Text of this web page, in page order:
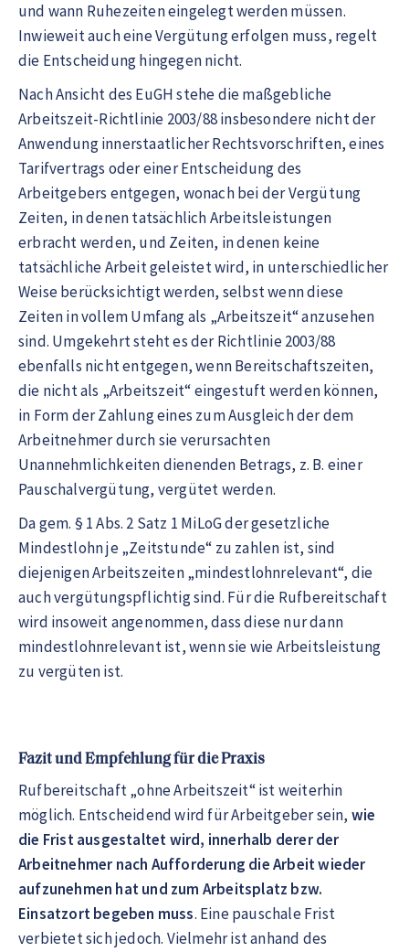
und wann Ruhezeiten eingelegt werden müssen.
Inwieweit auch eine Vergütung erfolgen muss, regelt
die Entscheidung hingegen nicht.
Nach Ansicht des EuGH stehe die maßgebliche
Arbeitszeit-Richtlinie 2003/88 insbesondere nicht der
Anwendung innerstaatlicher Rechtsvorschriften, eines
Tarifvertrags oder einer Entscheidung des
Arbeitgebers entgegen, wonach bei der Vergütung
Zeiten, in denen tatsächlich Arbeitsleistungen
erbracht werden, und Zeiten, in denen keine
tatsächliche Arbeit geleistet wird, in unterschiedlicher
Weise berücksichtigt werden, selbst wenn diese
Zeiten in vollem Umfang als „Arbeitszeit“ anzusehen
sind. Umgekehrt steht es der Richtlinie 2003/88
ebenfalls nicht entgegen, wenn Bereitschaftszeiten,
die nicht als „Arbeitszeit“ eingestuft werden können,
in Form der Zahlung eines zum Ausgleich der dem
Arbeitnehmer durch sie verursachten
Unannehmlichkeiten dienenden Betrags, z. B. einer
Pauschalvergütung, vergütet werden.
Da gem. § 1 Abs. 2 Satz 1 MiLoG der gesetzliche
Mindestlohn je „Zeitstunde“ zu zahlen ist, sind
diejenigen Arbeitszeiten „mindestlohnrelevant“, die
auch vergütungspflichtig sind. Für die Rufbereitschaft
wird insoweit angenommen, dass diese nur dann
mindestlohnrelevant ist, wenn sie wie Arbeitsleistung
zu vergüten ist.
Fazit und Empfehlung für die Praxis
Rufbereitschaft „ohne Arbeitszeit“ ist weiterhin
möglich. Entscheidend wird für Arbeitgeber sein, wie
die Frist ausgestaltet wird, innerhalb derer der
Arbeitnehmer nach Aufforderung die Arbeit wieder
aufzunehmen hat und zum Arbeitsplatz bzw.
Einsatzort begeben muss. Eine pauschale Frist
verbietet sich jedoch. Vielmehr ist anhand des